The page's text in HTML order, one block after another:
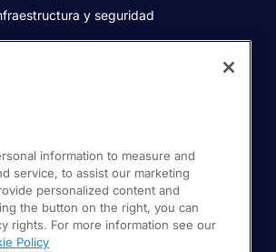
y seguridad
Prensa
Empleos
/ Portal de clientes
information to measure and
service, to assist our marketing
personalized content and
the button on the right, you can
rights. For more information see our
Policy